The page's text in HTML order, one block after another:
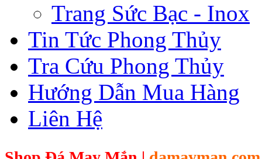
Trang Sức Bạc - Inox
Tin Tức Phong Thủy
Tra Cứu Phong Thủy
Hướng Dẫn Mua Hàng
Liên Hệ